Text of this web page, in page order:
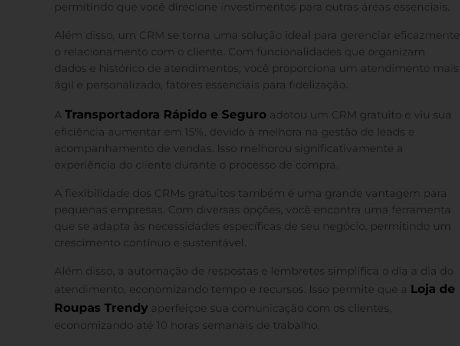
permitindo que você direcione investimentos para outras áreas essenciais.
Além disso, um CRM se torna uma solução ideal para gerenciar eficazmente
o relacionamento com o cliente. Com funcionalidades que organizam
dados e histórico de atendimentos, você proporciona um atendimento mais
ágil e personalizado, fatores essenciais para fidelização.
A Transportadora Rápido e Seguro adotou um CRM gratuito e viu sua
eficiência aumentar em 15%, devido à melhora na gestão de leads e
acompanhamento de vendas. Isso melhorou significativamente a
experiência do cliente durante o processo de compra.
A flexibilidade dos CRMs gratuitos também é uma grande vantagem para
pequenas empresas. Com diversas opções, você encontra uma ferramenta
que se adapta às necessidades específicas de seu negócio, permitindo um
crescimento contínuo e sustentável.
Além disso, a automação de respostas e lembretes simplifica o dia a dia do
atendimento, economizando tempo e recursos. Isso permite que a Loja de
Roupas Trendy aperfeiçoe sua comunicação com os clientes,
economizando até 10 horas semanais de trabalho.